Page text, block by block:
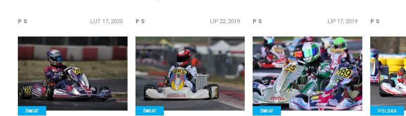
P S LUT 17, 2020 P S LIP 22, 2019 P S LIP 17, 2019 P S
READ MORE
ŚWIAT
READ MORE
ŚWIAT
READ MORE
ŚWIAT POLSKA